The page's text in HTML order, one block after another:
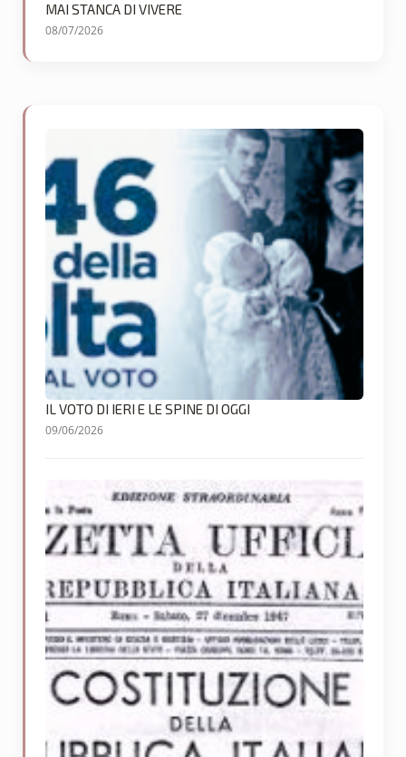
MAI STANCA DI VIVERE
08/07/2026
IL VOTO DI IERI E LE SPINE DI OGGI
09/06/2026